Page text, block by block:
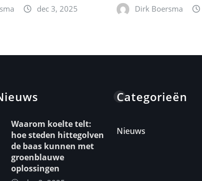
dec 3, 2025 Dirk Boersma
Waarom koelte telt:
hoe steden hittegolven
de baas kunnen met
groenblauwe
oplossingen
Categorieën
Nieuws